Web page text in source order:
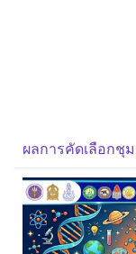
ผลการคัดเลือกชุ